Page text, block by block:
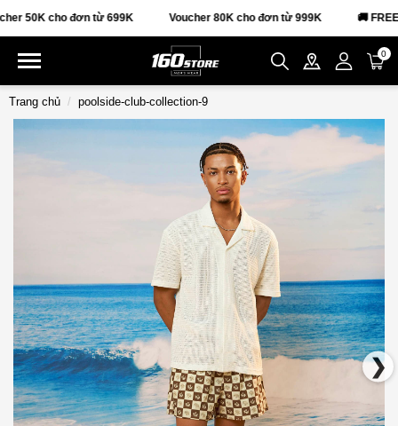
cho đơn từ 699K Voucher 80K cho đơn từ 999K 🚚
0
Trang chủ poolside-club-collection-9